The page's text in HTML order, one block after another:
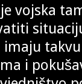
vojska
imaju
i